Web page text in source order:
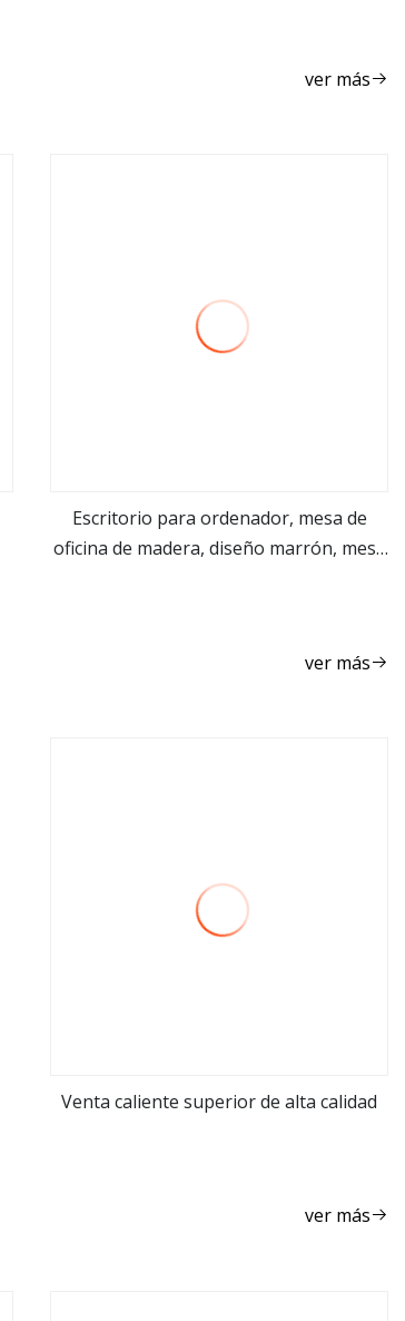
ver más
ver más
Escritorio para ordenador, mesa de
oficina de madera, diseño marrón, mesa
ver más
Venta caliente superior de alta calidad
ver más